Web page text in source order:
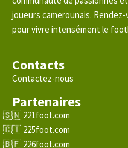
joueurs camerounais.
pour vivre intensément le
Contacts
Contactez-nous
Partenaires
221foot.com
225foot.com
226foot.com